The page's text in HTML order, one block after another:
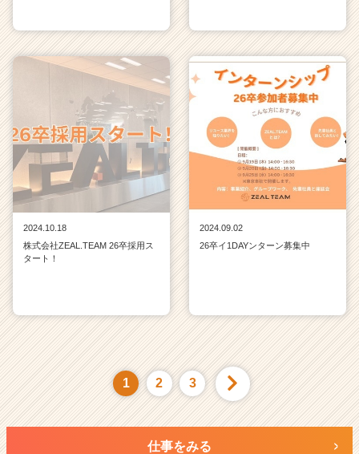
2024.10.18
株式会社ZEAL.TEAM 26卒採用ス
タート！
2024.09.02
26卒イ1DAYンターン募集中
1 2 3
仕事をみる